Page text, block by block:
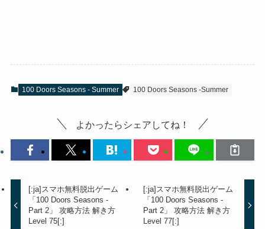
100 Doors Seasons - Summer 100 Doors Seasons -Summer
よかったらシェアしてね！
[:ja]スマホ無料脱出ゲーム
「100 Doors Seasons -
Part 2」 攻略方法 解き方
Level 75[:]
[:ja]スマホ無料脱出ゲーム
「100 Doors Seasons -
Part 2」 攻略方法 解き方
Level 77[:]